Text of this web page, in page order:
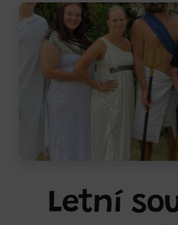
Letní